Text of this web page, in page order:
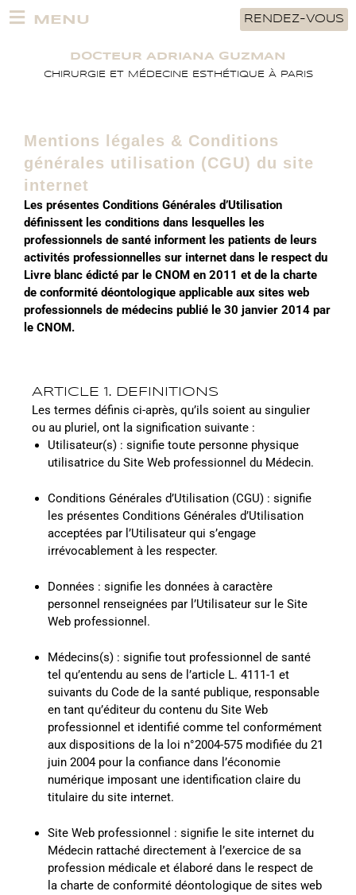
Aller
au
MENU RENDEZ-VOUS
DOCTEUR ADRIANA GUZMAN
CHIRURGIE ET MÉDECINE ESTHÉTIQUE À PARIS
Mentions légales & Conditions
générales utilisation (CGU) du site
internet
Les présentes Conditions Générales d’Utilisation
définissent les conditions dans lesquelles les
professionnels de santé informent les patients de leurs
activités professionnelles sur internet dans le respect du
Livre blanc édicté par le CNOM en 2011 et de la charte
de conformité déontologique applicable aux sites web
professionnels de médecins publié le 30 janvier 2014 par
le CNOM.
ARTICLE 1. DEFINITIONS
Les termes définis ci-après, qu’ils soient au singulier
ou au pluriel, ont la signification suivante :
Utilisateur(s) : signifie toute personne physique
utilisatrice du Site Web professionnel du Médecin.
Conditions Générales d’Utilisation (CGU) : signifie
les présentes Conditions Générales d’Utilisation
acceptées par l’Utilisateur qui s’engage
irrévocablement à les respecter.
Données : signifie les données à caractère
personnel renseignées par l’Utilisateur sur le Site
Web professionnel.
Médecins(s) : signifie tout professionnel de santé
tel qu’entendu au sens de l’article L. 4111-1 et
suivants du Code de la santé publique, responsable
en tant qu’éditeur du contenu du Site Web
professionnel et identifié comme tel conformément
aux dispositions de la loi n°2004-575 modifiée du 21
juin 2004 pour la confiance dans l’économie
numérique imposant une identification claire du
titulaire du site internet.
Site Web professionnel : signifie le site internet du
Médecin rattaché directement à l’exercice de sa
profession médicale et élaboré dans le respect de
la charte de conformité déontologique de sites web